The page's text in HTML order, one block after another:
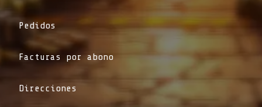
Pedidos
Facturas por abono
Direcciones